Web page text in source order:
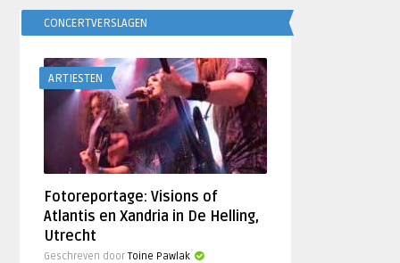
CONCERTVERSLAGEN
ARTIESTEN
Fotoreportage: Visions of
Atlantis en Xandria in De Helling,
Utrecht
Geschreven doorToine Pawlak